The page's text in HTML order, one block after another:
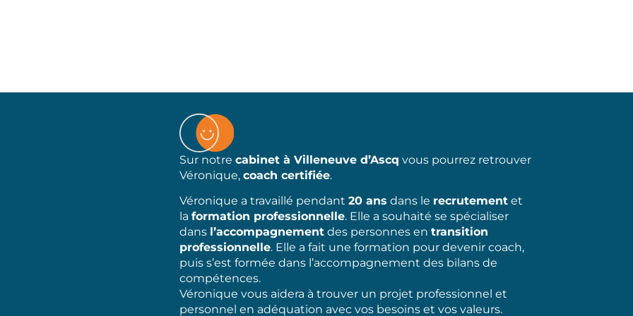
Sur notre cabinet à Villeneuve d’Ascq vous pourrez retrouver
Véronique, coach certifiée.
Véronique a travaillé pendant 20 ans dans le recrutement et
la formation professionnelle. Elle a souhaité se spécialiser
dans l’accompagnement des personnes en transition
professionnelle. Elle a fait une formation pour devenir coach,
puis s’est formée dans l’accompagnement des bilans de
compétences.
Véronique vous aidera à trouver un projet professionnel et
personnel en adéquation avec vos besoins et vos valeurs.